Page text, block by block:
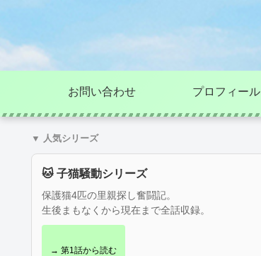
お問い合わせ プロフィール
▼ 人気シリーズ
🐱 子猫騒動シリーズ
保護猫4匹の里親探し奮闘記。
生後まもなくから現在まで全話収録。
→ 第1話から読む